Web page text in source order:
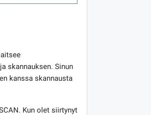
skannauksen. Sinun
kanssa skannausta
Kun olet siirtynyt